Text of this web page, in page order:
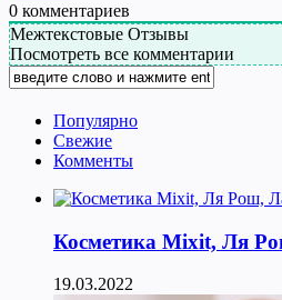
0 комментариев
Межтекстовые Отзывы
Посмотреть все комментарии
Популярно
Свежие
Комменты
Косметика Мixit, Ля
19.03.2022